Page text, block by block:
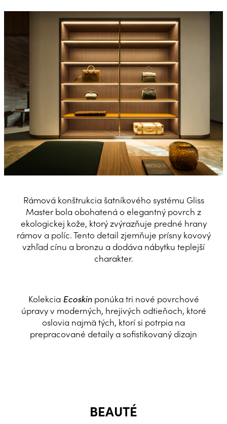
Rámová konštrukcia šatníkového systému Gliss
Master bola obohatená o elegantný povrch z
ekologickej kože, ktorý zvýrazňuje predné hrany
rámov a políc. Tento detail zjemňuje prísny kovový
vzhľad cínu a bronzu a dodáva nábytku teplejší
charakter.
Kolekcia Ecoskinponúka tri nové povrchové
úpravy v moderných, hrejivých odtieňoch, ktoré
oslovia najmä tých, ktorí si potrpia na
prepracované detaily a sofistikovaný dizajn
BEAUTÉ